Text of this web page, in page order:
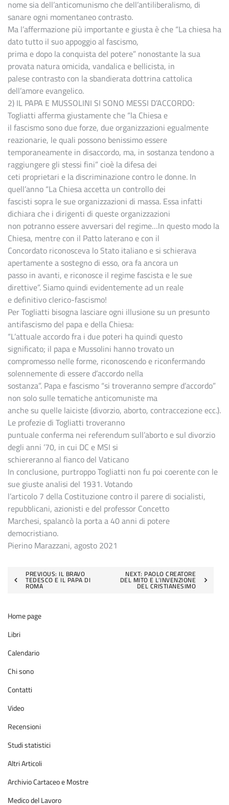
nome sia dell’anticomunismo che dell’antiliberalismo, di
sanare ogni momentaneo contrasto.
Ma l’affermazione più importante e giusta è che “La chiesa ha
dato tutto il suo appoggio al fascismo,
prima e dopo la conquista del potere” nonostante la sua
provata natura omicida, vandalica e bellicista, in
palese contrasto con la sbandierata dottrina cattolica
dell’amore evangelico.
2) IL PAPA E MUSSOLINI SI SONO MESSI D’ACCORDO:
Togliatti afferma giustamente che “la Chiesa e
il fascismo sono due forze, due organizzazioni egualmente
reazionarie, le quali possono benissimo essere
temporaneamente in disaccordo, ma, in sostanza tendono a
raggiungere gli stessi fini” cioè la difesa dei
ceti proprietari e la discriminazione contro le donne. In
quell’anno “La Chiesa accetta un controllo dei
fascisti sopra le sue organizzazioni di massa. Essa infatti
dichiara che i dirigenti di queste organizzazioni
non potranno essere avversari del regime…In questo modo la
Chiesa, mentre con il Patto laterano e con il
Concordato riconosceva lo Stato italiano e si schierava
apertamente a sostegno di esso, ora fa ancora un
passo in avanti, e riconosce il regime fascista e le sue
direttive”. Siamo quindi evidentemente ad un reale
e definitivo clerico-fascismo!
Per Togliatti bisogna lasciare ogni illusione su un presunto
antifascismo del papa e della Chiesa:
“L’attuale accordo fra i due poteri ha quindi questo
significato; il papa e Mussolini hanno trovato un
compromesso nelle forme, riconoscendo e riconfermando
solennemente di essere d’accordo nella
sostanza”. Papa e fascismo “si troveranno sempre d’accordo”
non solo sulle tematiche anticomuniste ma
anche su quelle laiciste (divorzio, aborto, contraccezione ecc.).
Le profezie di Togliatti troveranno
puntuale conferma nei referendum sull’aborto e sul divorzio
degli anni ’70, in cui DC e MSI si
schiereranno al fianco del Vaticano
In conclusione, purtroppo Togliatti non fu poi coerente con le
sue giuste analisi del 1931. Votando
l’articolo 7 della Costituzione contro il parere di socialisti,
repubblicani, azionisti e del professor Concetto
Marchesi, spalancò la porta a 40 anni di potere
democristiano.
Pierino Marazzani, agosto 2021
Navigazione
articoli
PREVIOUS: IL BRAVO
TEDESCO E IL PAPA DI
ROMA
NEXT: PAOLO CREATORE
DEL MITO E L’INVENZIONE
DEL CRISTIANESIMO
Home page
Libri
Calendario
Chi sono
Contatti
Video
Recensioni
Studi statistici
Altri Articoli
Archivio Cartaceo e Mostre
Medico del Lavoro